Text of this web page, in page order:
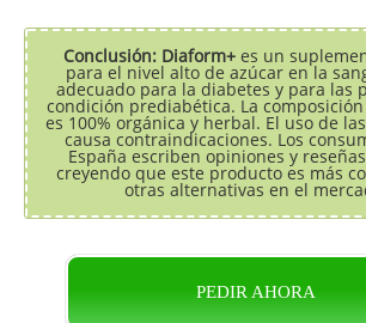
Conclusión: Diaform+ es un
para el nivel alto de azúcar en la
adecuado para la diabetes y para las
condición prediabética. La
es 100% orgánica y herbal. El uso de
causa contraindicaciones. Los
España escriben opiniones y
creyendo que este producto es más
otras alternativas en el
PEDIR AHORA